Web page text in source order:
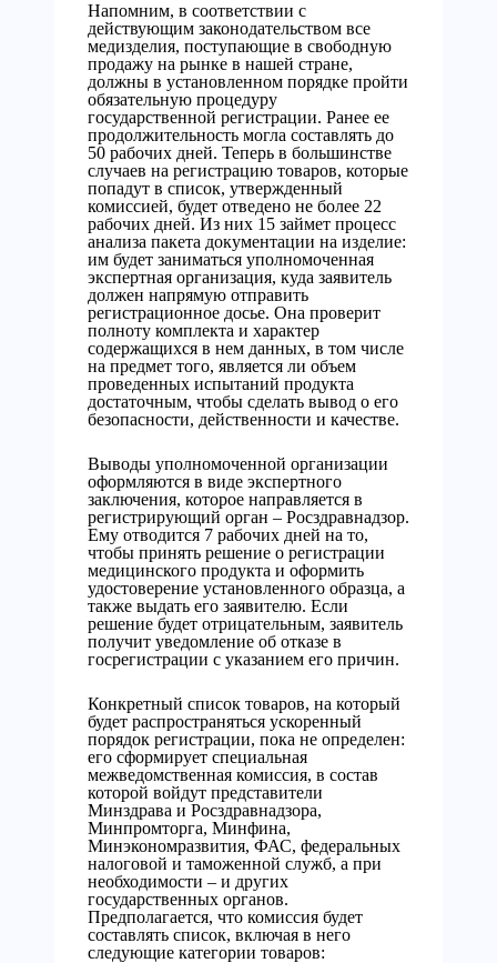
Напомним, в соответствии с
действующим законодательством все
медизделия, поступающие в свободную
продажу на рынке в нашей стране,
должны в установленном порядке пройти
обязательную процедуру
государственной регистрации. Ранее ее
продолжительность могла составлять до
50 рабочих дней. Теперь в большинстве
случаев на регистрацию товаров, которые
попадут в список, утвержденный
комиссией, будет отведено не более 22
рабочих дней. Из них 15 займет процесс
анализа пакета документации на изделие:
им будет заниматься уполномоченная
экспертная организация, куда заявитель
должен напрямую отправить
регистрационное досье. Она проверит
полноту комплекта и характер
содержащихся в нем данных, в том числе
на предмет того, является ли объем
проведенных испытаний продукта
достаточным, чтобы сделать вывод о его
безопасности, действенности и качестве.
Выводы уполномоченной организации
оформляются в виде экспертного
заключения, которое направляется в
регистрирующий орган – Росздравнадзор.
Ему отводится 7 рабочих дней на то,
чтобы принять решение о регистрации
медицинского продукта и оформить
удостоверение установленного образца, а
также выдать его заявителю. Если
решение будет отрицательным, заявитель
получит уведомление об отказе в
госрегистрации с указанием его причин.
Конкретный список товаров, на который
будет распространяться ускоренный
порядок регистрации, пока не определен:
его сформирует специальная
межведомственная комиссия, в состав
которой войдут представители
Минздрава и Росздравнадзора,
Минпромторга, Минфина,
Минэкономразвития, ФАС, федеральных
налоговой и таможенной служб, а при
необходимости – и других
государственных органов.
Предполагается, что комиссия будет
составлять список, включая в него
следующие категории товаров: